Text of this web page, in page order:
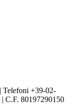
Telefoni +39-02-
C.F. 80197290150